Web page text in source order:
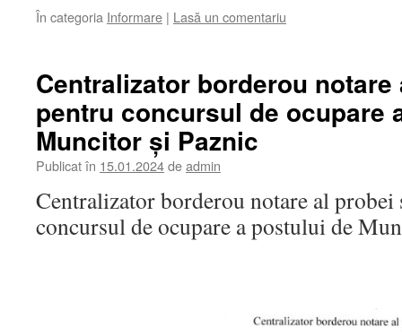
În categoria Informare | Lasă un comentariu
Centralizator borderou
pentru concursul de ocupare
Muncitor și Paznic
Publicat în 15.01.2024deadmin
Centralizator borderou notare al probei
concursul de ocupare a postului de